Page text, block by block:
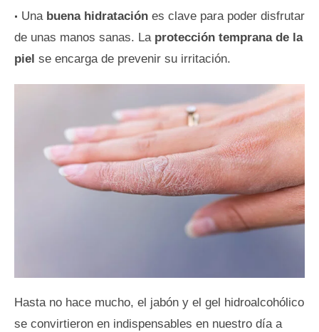
Una buena hidratación es clave para poder disfrutar
de unas manos sanas. La protección temprana de la
piel se encarga de prevenir su irritación.
Hasta no hace mucho, el jabón y el gel hidroalcohólico
se convirtieron en indispensables en nuestro día a